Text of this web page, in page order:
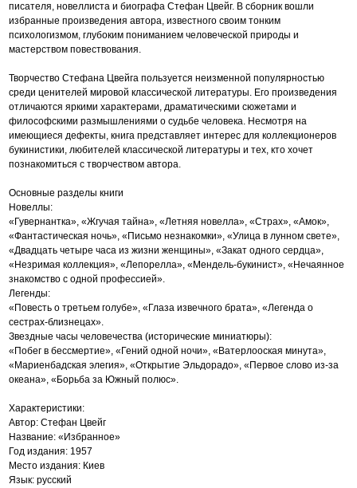
писателя, новеллиста и биографа Стефан Цвейг. В сборник вошли
избранные произведения автора, известного своим тонким
психологизмом, глубоким пониманием человеческой природы и
мастерством повествования.
Творчество Стефана Цвейга пользуется неизменной популярностью
среди ценителей мировой классической литературы. Его произведения
отличаются яркими характерами, драматическими сюжетами и
философскими размышлениями о судьбе человека. Несмотря на
имеющиеся дефекты, книга представляет интерес для коллекционеров
букинистики, любителей классической литературы и тех, кто хочет
познакомиться с творчеством автора.
Основные разделы книги
Новеллы:
«Гувернантка», «Жгучая тайна», «Летняя новелла», «Страх», «Амок»,
«Фантастическая ночь», «Письмо незнакомки», «Улица в лунном свете»,
«Двадцать четыре часа из жизни женщины», «Закат одного сердца»,
«Незримая коллекция», «Лепорелла», «Мендель-букинист», «Нечаянное
знакомство с одной профессией».
Легенды:
«Повесть о третьем голубе», «Глаза извечного брата», «Легенда о
сестрах-близнецах».
Звездные часы человечества (исторические миниатюры):
«Побег в бессмертие», «Гений одной ночи», «Ватерлооская минута»,
«Мариенбадская элегия», «Открытие Эльдорадо», «Первое слово из-за
океана», «Борьба за Южный полюс».
Характеристики:
Автор: Стефан Цвейг
Название: «Избранное»
Год издания: 1957
Место издания: Киев
Язык: русский